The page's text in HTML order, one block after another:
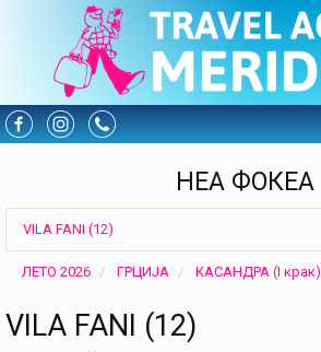
НЕА ФОКЕА
VILA FANI (12)
ЛЕТО 2026 ГРЦИЈА КАСАНДРА (I крак)
VILA FANI (12)